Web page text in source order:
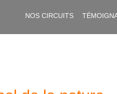
NOS CIRCUITS